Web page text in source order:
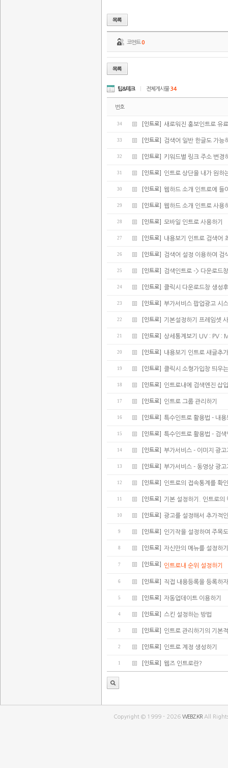
코멘트0
팁&테크 전체게시물34
번호
34 [인트로] 새로워진 홍보인트로 유
33 [인트로] 검색어 일반 한글도 가능
32 [인트로] 키워드별 링크 주소 변경
31 [인트로] 인트로 상단을 내가 원하
30 [인트로] 웹하드 소개 인트로에
29 [인트로] 웹하드 소개 인트로 사용
28 [인트로] 모바일 인트로 사용하기
27 [인트로] 내용보기 인트로 검색어
26 [인트로] 검색어 설정 이용하여 검
25 [인트로] 검색인트로 -> 다운로드
24 [인트로] 클릭시 다운로드창 생성
23 [인트로] 부가서비스 팝업광고 시
22 [인트로] 기본설정하기 프레임셋
21 [인트로] 상세통계보기 UV : PV :
20 [인트로] 내용보기 인트로 새글추
19 [인트로] 클릭시 소형가입창 띄우
18 [인트로] 인트로내에 검색엔진 삽
17 [인트로] 인트로 그룹 관리하기
16 [인트로] 특수인트로 활용법 - 내
15 [인트로] 특수인트로 활용법 - 검
14 [인트로] 부가서비스 - 이미지 광고
13 [인트로] 부가서비스 - 동영상 광고
12 [인트로] 인트로의 접속통계를 확
11 [인트로] 기본 설정하기. 인트로의
10 [인트로] 광고를 설정해서 추가적
9 [인트로] 인기작을 설정하여 주목
8 [인트로] 자신만의 메뉴를 설정하기
7 [인트로] 인트로내 순위 설정하기
6 [인트로] 직접 내용등록을 등록하자
5 [인트로] 자동업데이트 이용하기
4 [인트로] 스킨 설정하는 방법
3 [인트로] 인트로 관리하기의 기본
2 [인트로] 인트로 계정 생성하기
1 [인트로] 웹즈 인트로란?
Copyright © 1999 - 2026WEBZ.KR All